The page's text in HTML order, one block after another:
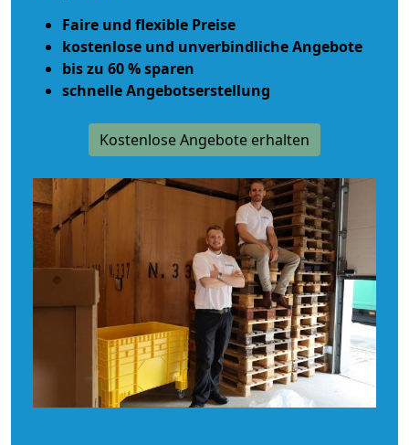
Faire und flexible Preise
kostenlose und unverbindliche Angebote
bis zu 60 % sparen
schnelle Angebotserstellung
Kostenlose Angebote erhalten